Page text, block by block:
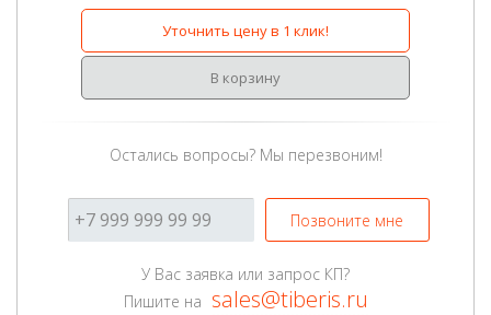
Уточнить цену в 1 клик!
В корзину
Остались вопросы? Мы перезвоним!
Позвоните мне
У Вас заявка или запрос КП?
Пишите на sales@tiberis.ru